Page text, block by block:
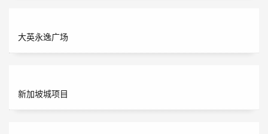
大英永逸广场
新加坡城项目